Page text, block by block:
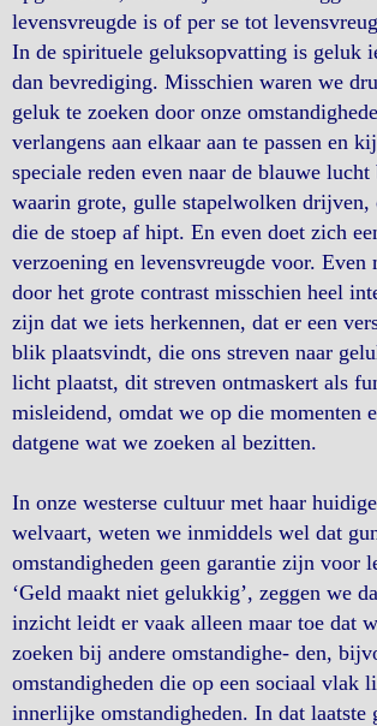
levensvreugde is of per se tot
In de spirituele geluksopvatting is geluk
dan bevrediging. Misschien waren we
geluk te zoeken door onze
verlangens aan elkaar aan te passen en
speciale reden even naar de blauwe lucht
waarin grote, gulle stapelwolken drijven,
die de stoep af hipt. En even doet zich
verzoening en levensvreugde voor. Even
door het grote contrast misschien heel
zijn dat we iets herkennen, dat er een
blik plaatsvindt, die ons streven naar
licht plaatst, dit streven ontmaskert als
misleidend, omdat we op die momenten
datgene wat we zoeken al bezitten.
In onze westerse cultuur met haar
welvaart, weten we inmiddels wel dat
omstandigheden geen garantie zijn voor
‘Geld maakt niet gelukkig’, zeggen we
inzicht leidt er vaak alleen maar toe dat
zoeken bij andere omstandighe- den,
omstandigheden die op een sociaal vlak
innerlijke omstandigheden. In dat laatste